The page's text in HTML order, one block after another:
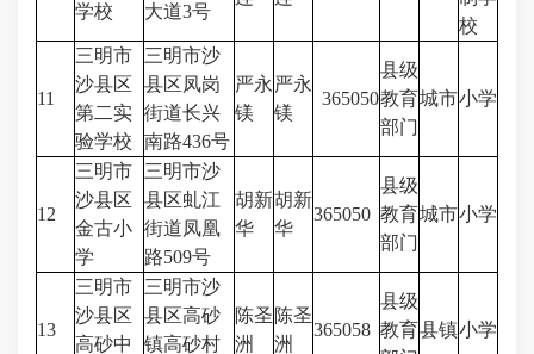
学校
大道3号
校
11
三明市
沙县区
第二实
验学校
三明市沙
县区凤岗
街道长兴
南路436号
严永
镁
严永
镁
365050
县级
教育
部门
城市小学
12
三明市
沙县区
金古小
学
三明市沙
县区虬江
街道凤凰
路509号
胡新
华
胡新
华
365050
县级
教育
部门
城市小学
13
三明市
沙县区
高砂中
三明市沙
县区高砂
镇高砂村
陈圣
洲
陈圣
洲
365058
县级
教育县镇小学